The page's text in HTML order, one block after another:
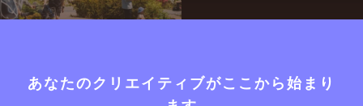
あなたのクリエイティブがここから始まり